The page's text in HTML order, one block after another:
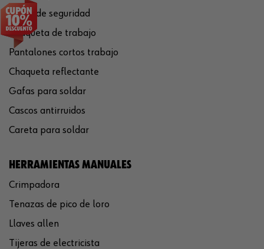
Casco de seguridad
Chaqueta de trabajo
Pantalones cortos trabajo
Chaqueta reflectante
Gafas para soldar
Cascos antirruidos
Careta para soldar
HERRAMIENTAS MANUALES
Crimpadora
Tenazas de pico de loro
Llaves allen
Tijeras de electricista